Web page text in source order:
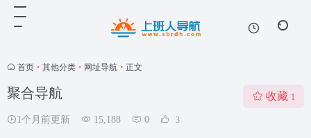
首页 • 其他分类 • 网址导航 • 正文
聚合导航
1个月前更新 15,188 0 3
收藏 1